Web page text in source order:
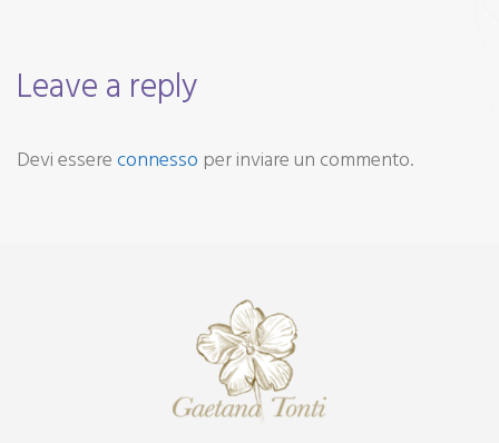
Leave a reply
Devi essereconnesso per inviare un commento.